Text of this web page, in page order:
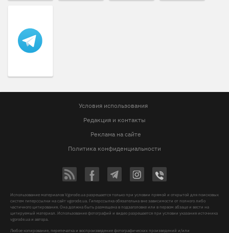
Условия использования
Редакция и контакты
Реклама на сайте
Политика конфиденциальности
Использование материалов Vgorode.ua разрешается только при условии прямой и открытой для поисковых
систем гиперссылки на сайт vgorode.ua. Гиперссылка обязательна вне зависимости от полного либо
частичного цитирования. Она должна быть размещена в подзаголовке или в первом абзаце и вести на
цитируемый материал. Использование фотографий и видео разрешается при условии указания источника
vgorode.ua и автора.
Любое копирование, перепечатка и воспроизведение фотографических произведений и/или